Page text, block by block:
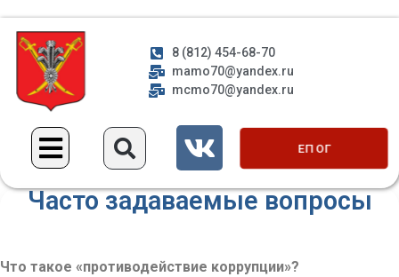
8 (812) 454-68-70
mamo70@yandex.ru
mcmo70@yandex.ru
ЕП ОГ
Часто задаваемые вопросы
Что такое «противодействие коррупции»?